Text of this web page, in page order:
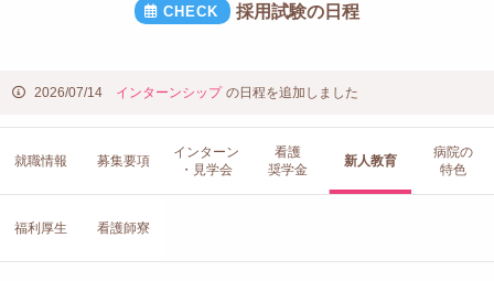
採用試験の日程
2026/07/14 インターンシップ の日程を追加しました
就職情報 募集要項
インターン
・見学会
看護
奨学金
新人教育
病院の
特色
福利厚生 看護師寮